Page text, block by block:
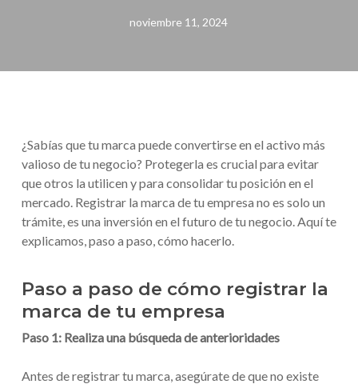
noviembre 11, 2024
¿Sabías que tu marca puede convertirse en el activo más
valioso de tu negocio? Protegerla es crucial para evitar
que otros la utilicen y para consolidar tu posición en el
mercado. Registrar la marca de tu empresa no es solo un
trámite, es una inversión en el futuro de tu negocio. Aquí te
explicamos, paso a paso, cómo hacerlo.
Paso a paso de cómo registrar la
marca de tu empresa
Paso 1: Realiza una búsqueda de anterioridades
Antes de registrar tu marca, asegúrate de que no existe